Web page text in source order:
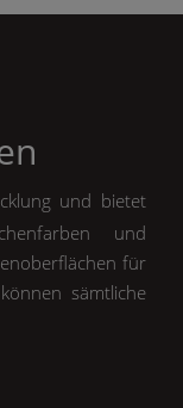
und bietet
und
für
sämtliche